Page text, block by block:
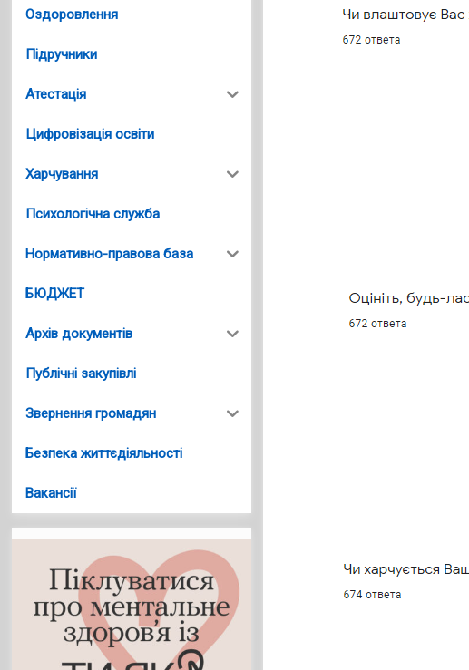
Оздоровлення
Підручники
Атестація
Цифровізація освіти
Харчування
Психологічна служба
Нормативно-правова база
БЮДЖЕТ
Архів документів
Публічні закупівлі
Звернення громадян
Безпека життєдіяльності
Вакансії